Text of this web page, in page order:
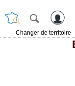
Changer de territoire